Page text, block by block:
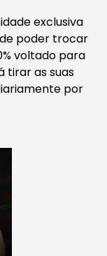
exclusiva
poder trocar
voltado para
tirar as suas
por